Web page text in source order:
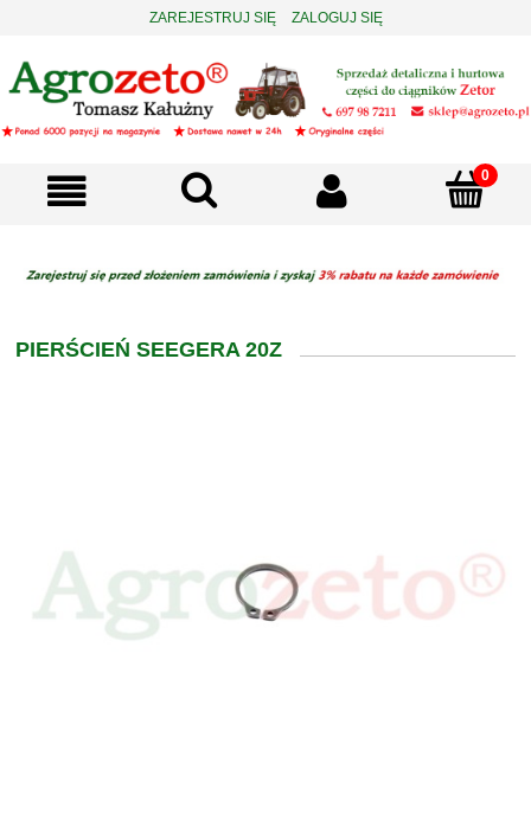
ZAREJESTRUJ SIĘ ZALOGUJ SIĘ
PIERŚCIEŃ SEEGERA 20Z